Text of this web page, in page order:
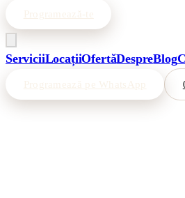
Programează-te
ServiciiLocațiiOfertăDespreBlog
Programează pe WhatsApp